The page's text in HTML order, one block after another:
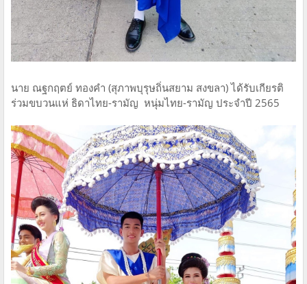
นาย ณฐกฤตย์ ทองคำ (สุภาพบุรุษถิ่นสยาม สงขลา) ได้รับเกียรติ
ร่วมขบวนแห่ ธิดาไทย-รามัญ หนุ่มไทย-รามัญ ประจำปี 2565